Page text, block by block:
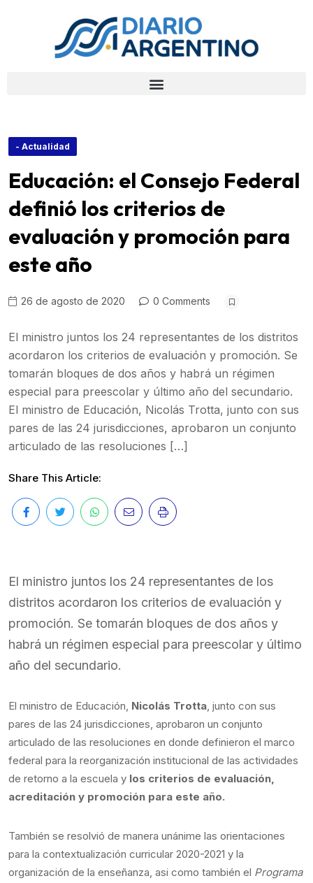
- Actualidad
Educación: el Consejo Federal
definió los criterios de
evaluación y promoción para
este año
26 de agosto de 2020 0 Comments
El ministro juntos los 24 representantes de los distritos
acordaron los criterios de evaluación y promoción. Se
tomarán bloques de dos años y habrá un régimen
especial para preescolar y último año del secundario.
El ministro de Educación, Nicolás Trotta, junto con sus
pares de las 24 jurisdicciones, aprobaron un conjunto
articulado de las resoluciones […]
Share This Article:
El ministro juntos los 24 representantes de los
distritos acordaron los criterios de evaluación y
promoción. Se tomarán bloques de dos años y
habrá un régimen especial para preescolar y último
año del secundario.
El ministro de Educación, Nicolás Trotta, junto con sus
pares de las 24 jurisdicciones, aprobaron un conjunto
articulado de las resoluciones en donde definieron el marco
federal para la reorganización institucional de las actividades
de retorno a la escuela y los criterios de evaluación,
acreditación y promoción para este año.
También se resolvió de manera unánime las orientaciones
para la contextualización curricular 2020-2021 y la
organización de la enseñanza, asi como también el Programa